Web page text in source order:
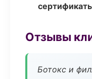
Отзывы
Ботокс и